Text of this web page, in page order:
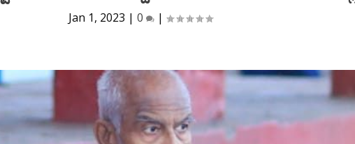
Jan 1, 2023 | 0 |